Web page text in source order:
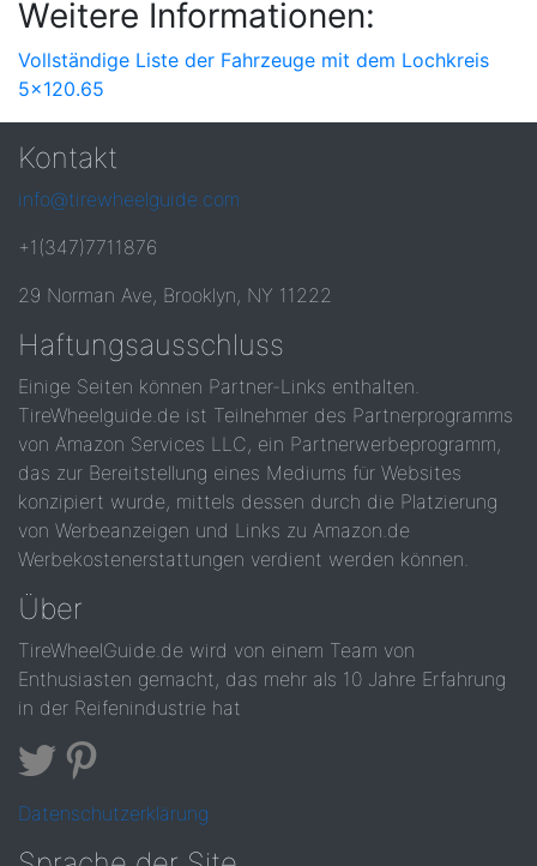
Weitere Informationen:
Vollständige Liste der Fahrzeuge mit dem Lochkreis
5x120.65
Kontakt
info@tirewheelguide.com
+1(347)7711876
29 Norman Ave, Brooklyn, NY 11222
Haftungsausschluss
Einige Seiten können Partner-Links enthalten.
TireWheelguide.de ist Teilnehmer des Partnerprogramms
von Amazon Services LLC, ein Partnerwerbeprogramm,
das zur Bereitstellung eines Mediums für Websites
konzipiert wurde, mittels dessen durch die Platzierung
von Werbeanzeigen und Links zu Amazon.de
Werbekostenerstattungen verdient werden können.
Über
TireWheelGuide.de wird von einem Team von
Enthusiasten gemacht, das mehr als 10 Jahre Erfahrung
in der Reifenindustrie hat
Datenschutzerklärung